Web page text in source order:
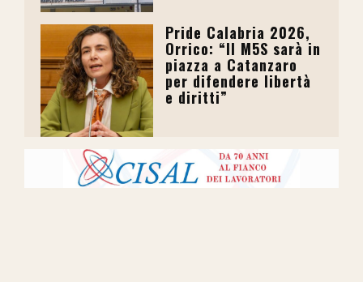
Pride Calabria 2026,
Orrico: “Il M5S sarà in
piazza a Catanzaro
per difendere libertà
e diritti”